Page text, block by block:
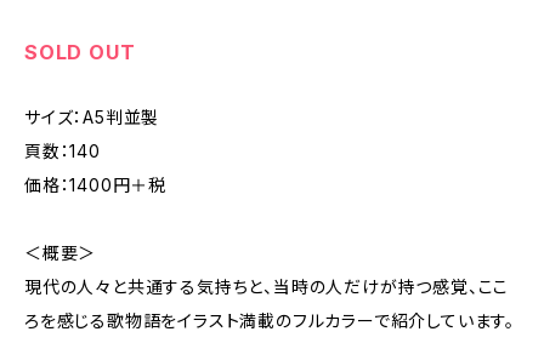
SOLD OUT
サイズ：A5判並製
頁数：140
価格：1400円＋税
＜概要＞
現代の人々と共通する気持ちと、当時の人だけが持つ感覚、ここ
ろを感じる歌物語をイラスト満載のフルカラーで紹介しています。